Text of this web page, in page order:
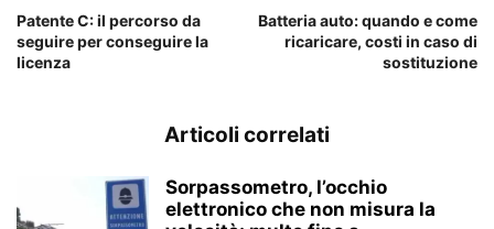
Patente C: il percorso da
seguire per conseguire la
licenza
Batteria auto: quando e come
ricaricare, costi in caso di
sostituzione
Articoli correlati
Sorpassometro, l’occhio
elettronico che non misura la